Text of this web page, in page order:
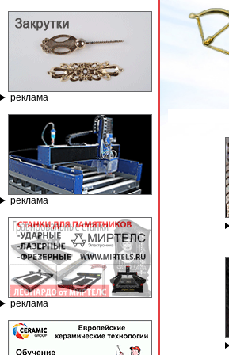
реклама
реклама
реклама